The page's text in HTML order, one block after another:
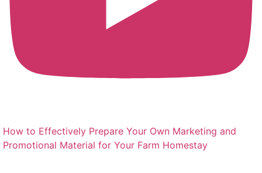
How to Effectively Prepare Your Own Marketing and
Promotional Material for Your Farm Homestay